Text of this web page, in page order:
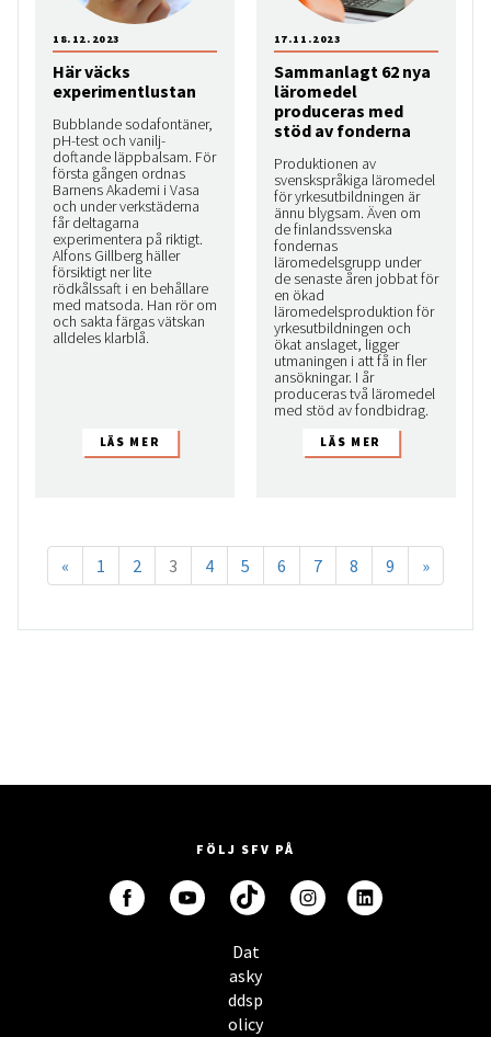
Här väcks
experimentlustan
Bubblande sodafontäner,
pH-test och vanilj­
doftande läppbalsam. För
första gången ordnas
Barnens Akademi i Vasa
och under verkstäderna
får deltagarna
experimentera på riktigt.
Alfons Gillberg häller
försiktigt ner lite
rödkålssaft i en behållare
med matsoda. Han rör om
och sakta färgas vätskan
alldeles klarblå.
18.12.2023
Sammanlagt 62 nya
läromedel
produceras med
stöd av fonderna
Produktionen av
svenskspråkiga läromedel
för yrkesutbildningen är
ännu blygsam. Även om
de finlandssvenska
fondernas
läromedelsgrupp under
de senaste åren jobbat för
en ökad
läromedelsproduktion för
yrkesutbildningen och
ökat anslaget, ligger
utmaningen i att få in fler
ansökningar. I år
produceras två läromedel
med stöd av fondbidrag.
17.11.2023
« 1 2 3 4 5 6 7 8 9 »
FÖLJ SFV PÅ
Dat
asky
ddsp
olicy